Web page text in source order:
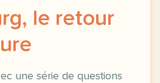
le retour
une série de questions